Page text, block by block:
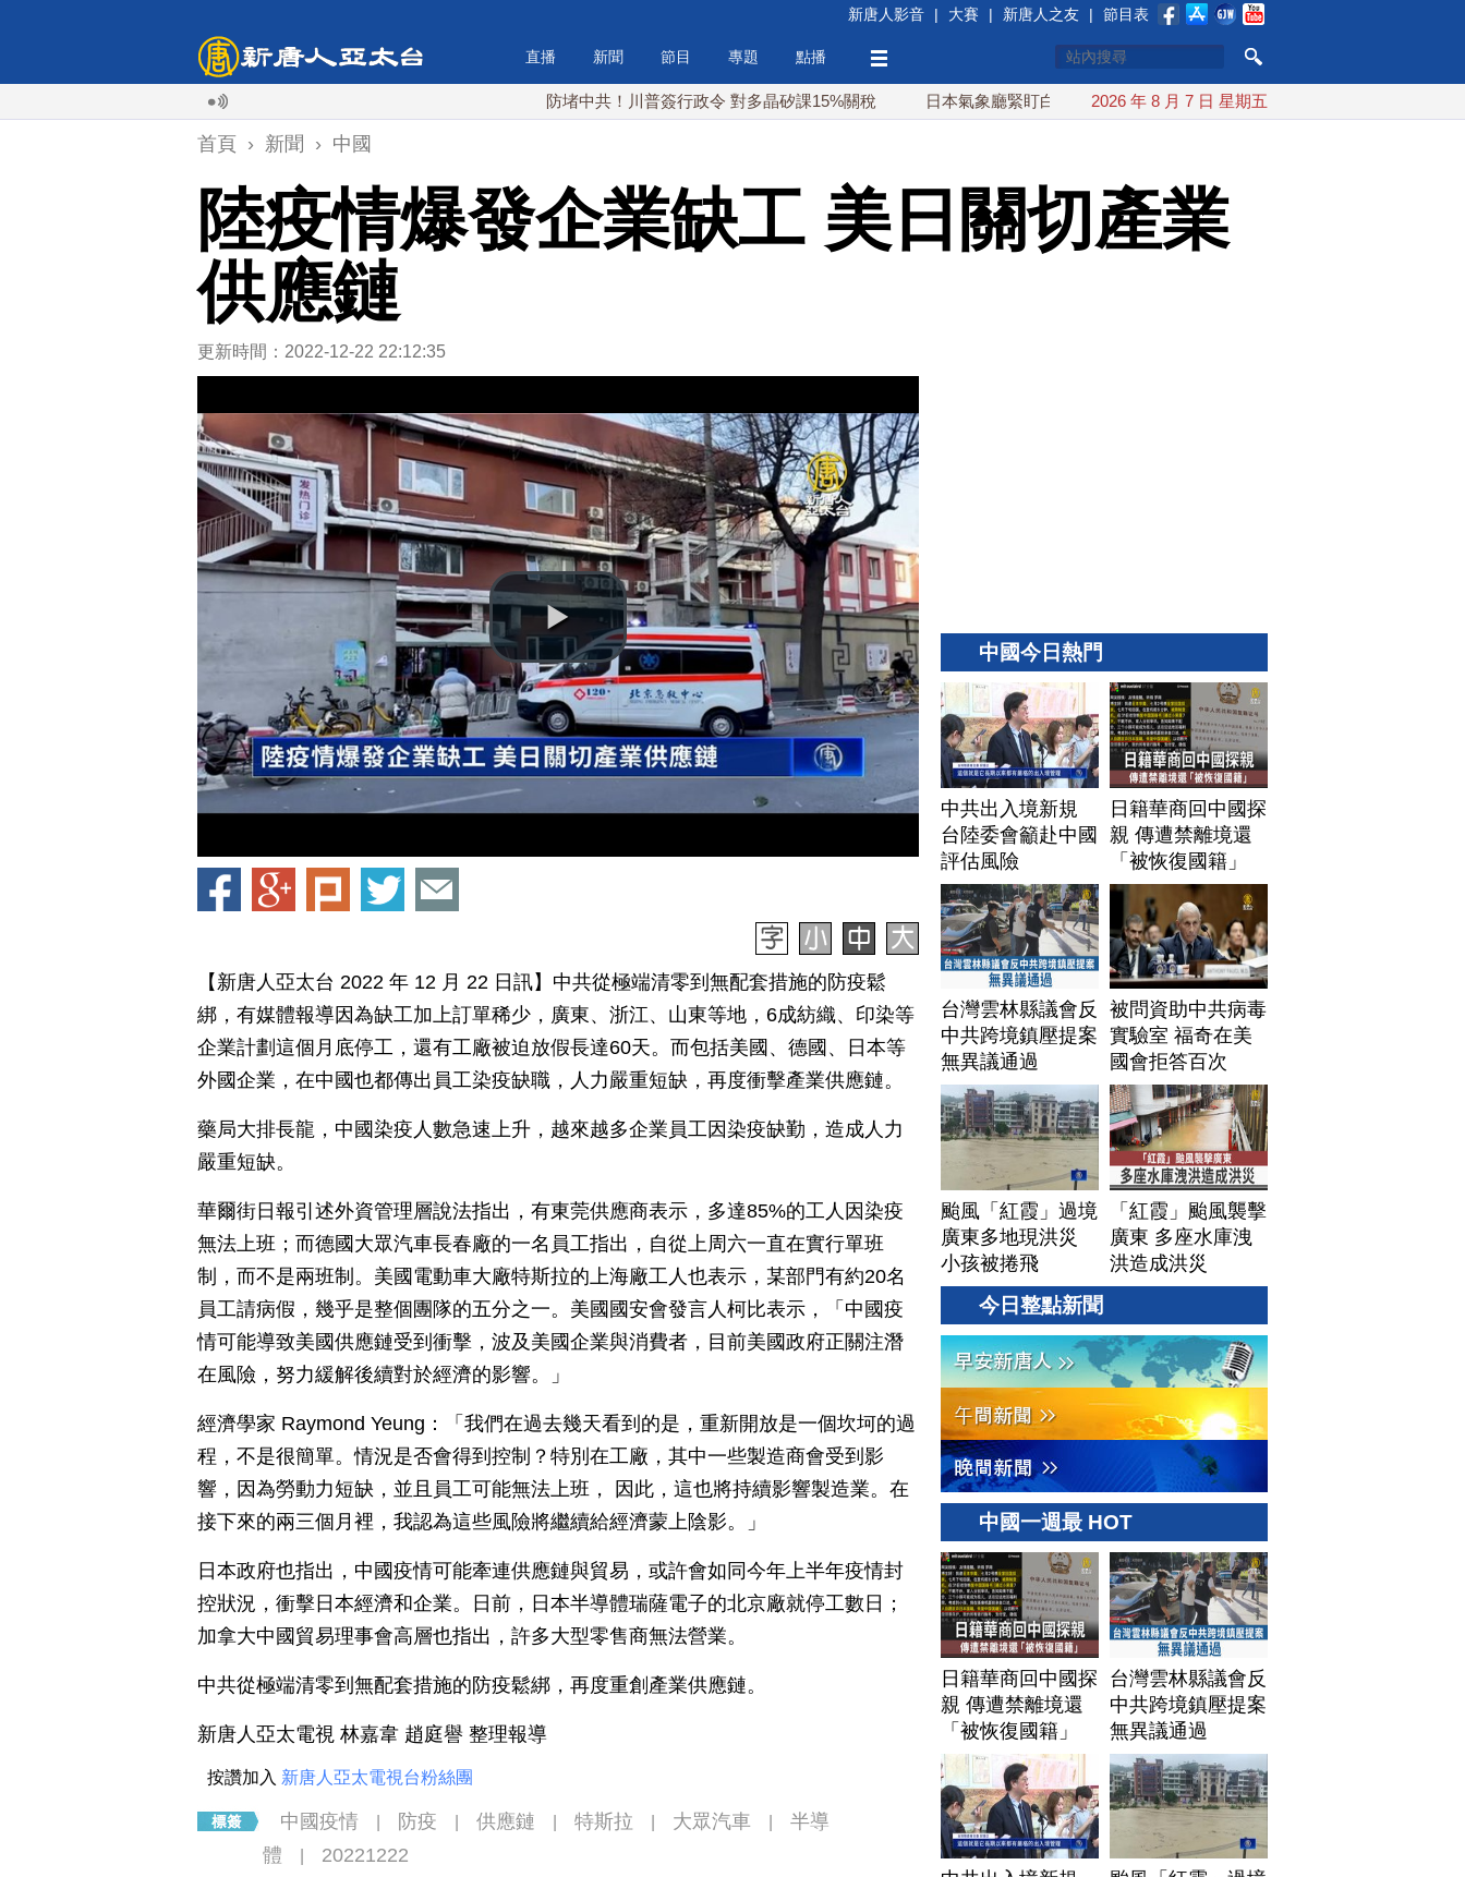
新唐人影音 | 大賽 | 新唐人之友 | 節目表
直播 新聞 節目 專題 點播
防堵中共！川普簽行政令 對多晶矽課15%關稅 日本氣象廳緊盯白海豚颱風 台灣最快下午發海警 今年第6次！朝鮮發射彈道導
2026 年 8 月 7 日 星期五
首頁 › 新聞 › 中國
陸疫情爆發企業缺工 美日關切產業
供應鏈
更新時間：2022-12-22 22:12:35
【新唐人亞太台 2022 年 12 月 22 日訊】中共從極端清零到無配套措施的防疫鬆
綁，有媒體報導因為缺工加上訂單稀少，廣東、浙江、山東等地，6成紡織、印染等
企業計劃這個月底停工，還有工廠被迫放假長達60天。而包括美國、德國、日本等
外國企業，在中國也都傳出員工染疫缺職，人力嚴重短缺，再度衝擊產業供應鏈。
藥局大排長龍，中國染疫人數急速上升，越來越多企業員工因染疫缺勤，造成人力
嚴重短缺。
華爾街日報引述外資管理層說法指出，有東莞供應商表示，多達85%的工人因染疫
無法上班；而德國大眾汽車長春廠的一名員工指出，自從上周六一直在實行單班
制，而不是兩班制。美國電動車大廠特斯拉的上海廠工人也表示，某部門有約20名
員工請病假，幾乎是整個團隊的五分之一。美國國安會發言人柯比表示，「中國疫
情可能導致美國供應鏈受到衝擊，波及美國企業與消費者，目前美國政府正關注潛
在風險，努力緩解後續對於經濟的影響。」
經濟學家 Raymond Yeung：「我們在過去幾天看到的是，重新開放是一個坎坷的過
程，不是很簡單。情況是否會得到控制？特別在工廠，其中一些製造商會受到影
響，因為勞動力短缺，並且員工可能無法上班， 因此，這也將持續影響製造業。在
接下來的兩三個月裡，我認為這些風險將繼續給經濟蒙上陰影。」
日本政府也指出，中國疫情可能牽連供應鏈與貿易，或許會如同今年上半年疫情封
控狀況，衝擊日本經濟和企業。日前，日本半導體瑞薩電子的北京廠就停工數日；
加拿大中國貿易理事會高層也指出，許多大型零售商無法營業。
中共從極端清零到無配套措施的防疫鬆綁，再度重創產業供應鏈。
新唐人亞太電視 林嘉韋 趙庭譽 整理報導
按讚加入 新唐人亞太電視台粉絲團
中國疫情 防疫 供應鏈 特斯拉 大眾汽車
半導
體
20221222
中國今日熱門
中共出入境新規
台陸委會籲赴中國
評估風險
日籍華商回中國探
親 傳遭禁離境還
「被恢復國籍」
台灣雲林縣議會反
中共跨境鎮壓提案
無異議通過
被問資助中共病毒
實驗室 福奇在美
國會拒答百次
颱風「紅霞」過境
廣東多地現洪災
小孩被捲飛
「紅霞」颱風襲擊
廣東 多座水庫洩
洪造成洪災
今日整點新聞
中國一週最 HOT
日籍華商回中國探
親 傳遭禁離境還
「被恢復國籍」
台灣雲林縣議會反
中共跨境鎮壓提案
無異議通過